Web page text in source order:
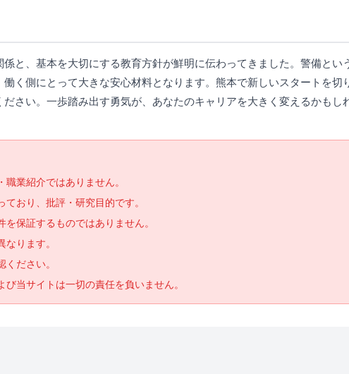
と、基本を大切にする教育方針が鮮明に伝わってきました。警備とい
く側にとって大きな安心材料となります。熊本で新しいスタートを切
さい。一歩踏み出す勇気が、あなたのキャリアを大きく変えるかもし
業紹介ではありません。
おり、批評・研究目的です。
保証するものではありません。
ります。
ださい。
当サイトは一切の責任を負いません。